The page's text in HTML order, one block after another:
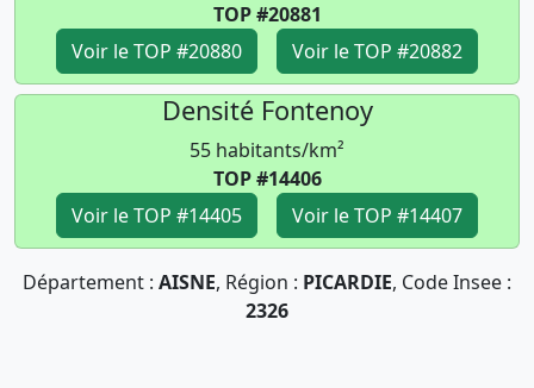
TOP #20881
Voir le TOP #20880
Voir le TOP #20882
Densité Fontenoy
55 habitants/km²
TOP #14406
Voir le TOP #14405
Voir le TOP #14407
Département : AISNE, Région : PICARDIE, Code Insee :
2326